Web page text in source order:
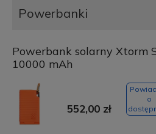
Powerbanki
Powerbank solarny Xtorm
10000 mAh
552,00 zł
o